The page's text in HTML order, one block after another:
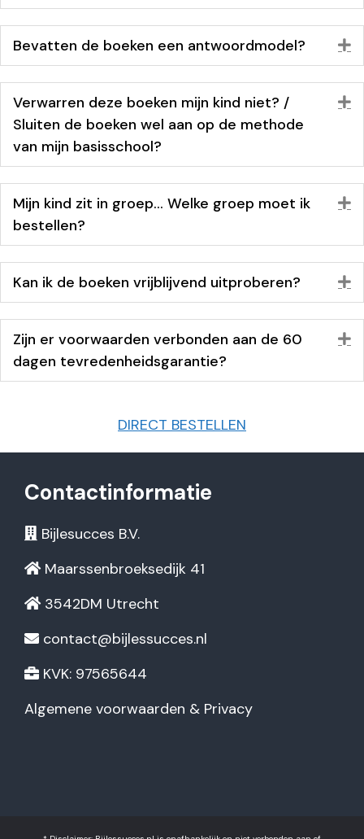
Bevatten de boeken een antwoordmodel?
Verwarren deze boeken mijn kind niet? /
Sluiten de boeken wel aan op de methode
van mijn basisschool?
Mijn kind zit in groep… Welke groep moet ik
bestellen?
Kan ik de boeken vrijblijvend uitproberen?
Zijn er voorwaarden verbonden aan de 60
dagen tevredenheidsgarantie?
DIRECT BESTELLEN
Contactinformatie
Bijlesucces B.V.
Maarssenbroeksedijk 41
3542DM Utrecht
contact@bijlessucces.nl
KVK: 97565644
Algemene voorwaarden & Privacy